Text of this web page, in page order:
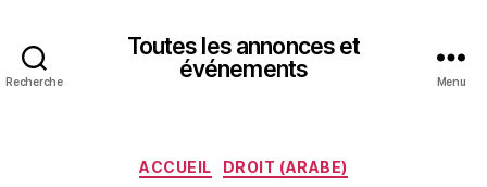
Recherche
Toutes les annonces et
événements
Menu
Catégories
ACCUEIL DROIT (ARABE)